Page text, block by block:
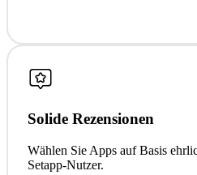
Solide Rezensionen
Wählen Sie Apps auf Basis
Setapp-Nutzer.